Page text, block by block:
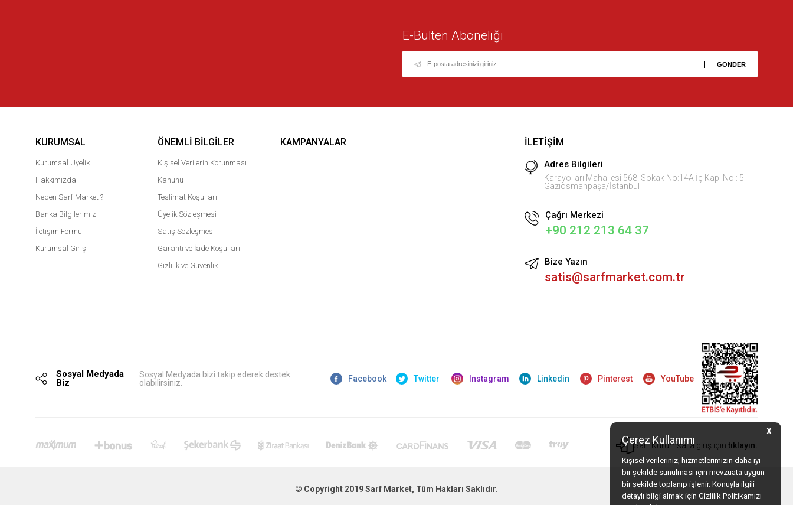
X
Çerez Kullanımı
Kişisel verileriniz, hizmetlerimizin daha iyi
bir şekilde sunulması için mevzuata uygun
bir şekilde toplanıp işlenir. Konuyla ilgili
detaylı bilgi almak için Gizlilik Politikamızı
E-Bülten Aboneliği
KURUMSAL
Kurumsal Üyelik
Hakkımızda
Neden Sarf Market ?
Banka Bilgilerimiz
İletişim Formu
Kurumsal Giriş
ÖNEMLI BILGILER
Kişisel Verilerin Korunması
Kanunu
Teslimat Koşulları
Üyelik Sözleşmesi
Satış Sözleşmesi
Garanti ve İade Koşulları
Gizlilik ve Güvenlik
KAMPANYALAR İLETIŞIM
Adres Bilgileri
Karayolları Mahallesi 568. Sokak No:14A İç Kapı No : 5
Gaziosmanpaşa/İstanbul
Çağrı Merkezi
+90 212 213 64 37
Bize Yazın
satis@sarfmarket.com.tr
Sosyal Medyada
Biz
Sosyal Medyada bizi takip ederek destek
olabilirsiniz.
Facebook Twitter Instagram Linkedin Pinterest YouTube
Sarf Kurumsal'a giriş için tıklayın.
© Copyright 2019 Sarf Market, Tüm Hakları Saklıdır.